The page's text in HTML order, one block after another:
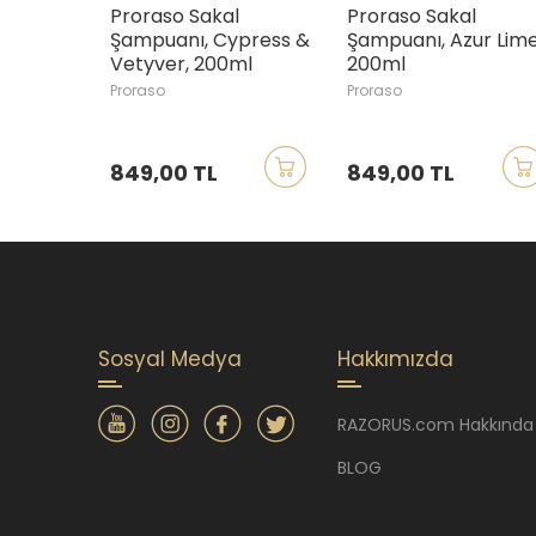
Proraso Sakal
Şampuanı, Cypress &
Vetyver, 200ml
Proraso
849,00 TL
Proraso Sakal
Şampuanı, Azur
200ml
Proraso
849,00 TL
Sosyal Medya Hakkımızda
RAZORUS.com Hakkında
BLOG